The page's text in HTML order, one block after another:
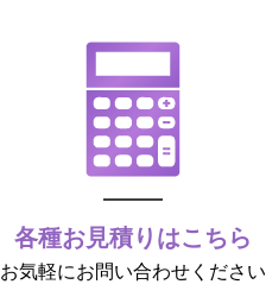
各種お見積りはこちら
お気軽にお問い合わせください